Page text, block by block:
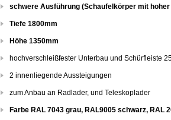
schwere Ausführung (Schaufelkörper mit
Tiefe 1800mm
Höhe 1350mm
hochverschleißfester Unterbau und Schürfleiste
2 innenliegende Aussteigungen
zum Anbau an Radlader, und Teleskoplader
Farbe RAL 7043 grau, RAL9005 schwarz, RAL